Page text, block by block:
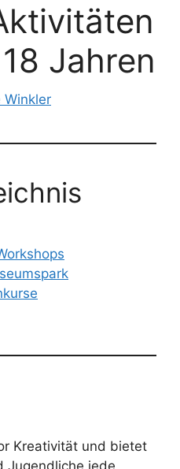
Jahren
Winkler
Kreativität und bietet
Jugendliche jede